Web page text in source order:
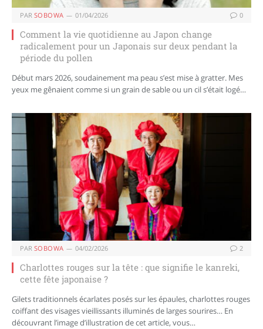
PAR SOBOWA 01/04/2026 0
Comment la vie quotidienne au Japon change
radicalement pour un Japonais sur deux pendant la
période du pollen
Début mars 2026, soudainement ma peau s’est mise à gratter. Mes
yeux me gênaient comme si un grain de sable ou un cil s’était logé…
PAR SOBOWA 04/02/2026 2
Charlottes rouges sur la tête : que signifie le kanreki,
cette fête japonaise ?
Gilets traditionnels écarlates posés sur les épaules, charlottes rouges
coiffant des visages vieillissants illuminés de larges sourires… En
découvrant l’image d’illustration de cet article, vous…